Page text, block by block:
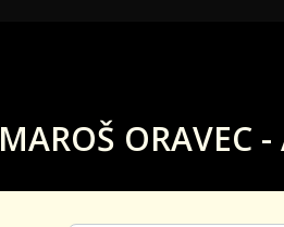
MAROŠ ORAVEC